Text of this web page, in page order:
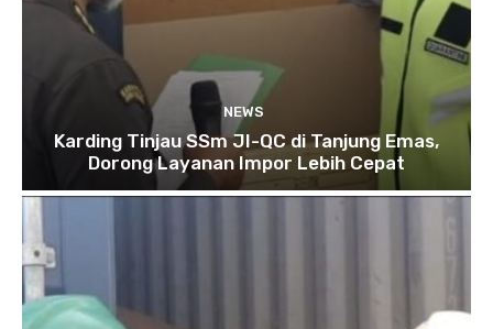
NEWS
Karding Tinjau SSm JI-QC di Tanjung Emas,
Dorong Layanan Impor Lebih Cepat